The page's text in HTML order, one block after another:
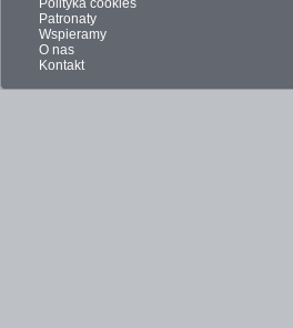
Polityka cookies
Patronaty
Wspieramy
O nas
Kontakt